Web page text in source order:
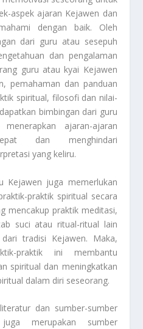
aspek ajaran Kejawen dan
dengan baik. Oleh
dari guru atau sesepuh
dan pengalaman
guru atau kyai Kejawen
pemahaman dan panduan
spiritual, filosofi dan nilai-
bimbingan dari guru
ajaran-ajaran
dan menghindari
yang keliru.
Kejawen juga memerlukan
praktik spiritual secara
mencakup praktik meditasi,
suci atau ritual-ritual lain
tradisi Kejawen. Maka,
praktik ini membantu
spiritual dan meningkatkan
dalam diri seseorang.
dan sumber-sumber
merupakan sumber